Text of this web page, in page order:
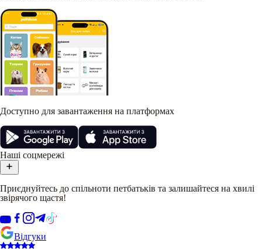
Доступно для завантаження на платформах
Наші соцмережі
Приєднуйтесь до спільноти петбатьків та залишайтеся на хвилі
звірячого щастя!
Відгуки